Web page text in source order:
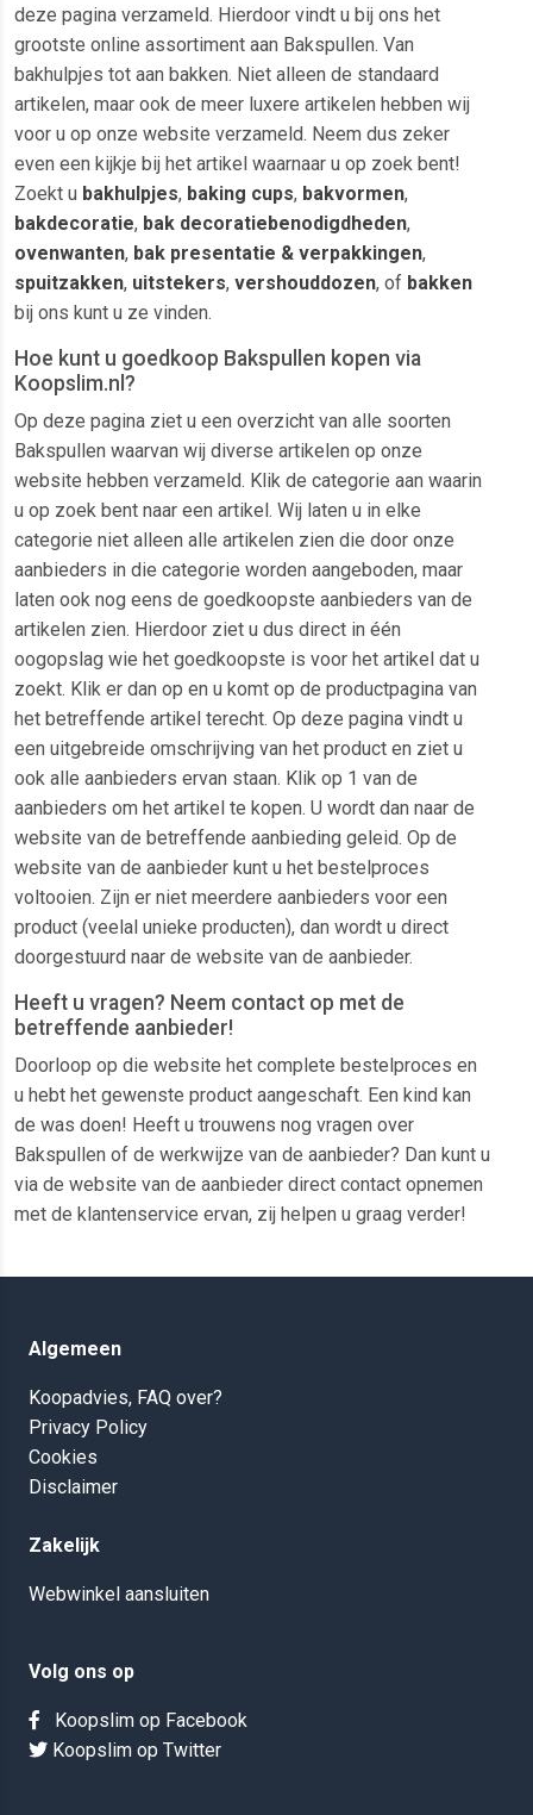
deze pagina verzameld. Hierdoor vindt u bij ons het
grootste online assortiment aan Bakspullen. Van
bakhulpjes tot aan bakken. Niet alleen de standaard
artikelen, maar ook de meer luxere artikelen hebben wij
voor u op onze website verzameld. Neem dus zeker
even een kijkje bij het artikel waarnaar u op zoek bent!
Zoekt u bakhulpjes, baking cups, bakvormen,
bakdecoratie, bak decoratiebenodigdheden,
ovenwanten, bak presentatie & verpakkingen,
spuitzakken, uitstekers, vershouddozen, of bakken
bij ons kunt u ze vinden.
Hoe kunt u goedkoop Bakspullen kopen via
Koopslim.nl?
Op deze pagina ziet u een overzicht van alle soorten
Bakspullen waarvan wij diverse artikelen op onze
website hebben verzameld. Klik de categorie aan waarin
u op zoek bent naar een artikel. Wij laten u in elke
categorie niet alleen alle artikelen zien die door onze
aanbieders in die categorie worden aangeboden, maar
laten ook nog eens de goedkoopste aanbieders van de
artikelen zien. Hierdoor ziet u dus direct in één
oogopslag wie het goedkoopste is voor het artikel dat u
zoekt. Klik er dan op en u komt op de productpagina van
het betreffende artikel terecht. Op deze pagina vindt u
een uitgebreide omschrijving van het product en ziet u
ook alle aanbieders ervan staan. Klik op 1 van de
aanbieders om het artikel te kopen. U wordt dan naar de
website van de betreffende aanbieding geleid. Op de
website van de aanbieder kunt u het bestelproces
voltooien. Zijn er niet meerdere aanbieders voor een
product (veelal unieke producten), dan wordt u direct
doorgestuurd naar de website van de aanbieder.
Heeft u vragen? Neem contact op met de
betreffende aanbieder!
Doorloop op die website het complete bestelproces en
u hebt het gewenste product aangeschaft. Een kind kan
de was doen! Heeft u trouwens nog vragen over
Bakspullen of de werkwijze van de aanbieder? Dan kunt u
via de website van de aanbieder direct contact opnemen
met de klantenservice ervan, zij helpen u graag verder!
Algemeen
Koopadvies, FAQ over?
Privacy Policy
Cookies
Disclaimer
Zakelijk
Webwinkel aansluiten
Volg ons op
Koopslim op Facebook
Koopslim op Twitter